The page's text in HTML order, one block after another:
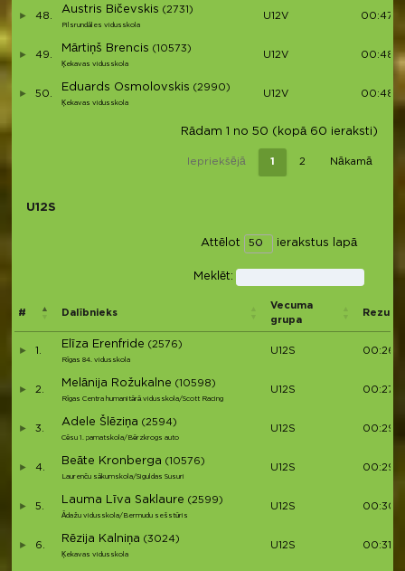
48.
Austris Bičevskis (2731)
Pilsrundāles vidusskola
U12V
49.
Mārtiņš Brencis (10573)
Ķekavas vidusskola
U12V
50.
Eduards Osmolovskis (2990)
Ķekavas vidusskola
U12V
Rādam 1 no 50 (kopā 60 ieraksti)
Iepriekšējā 1 2 Nākamā
U12S
Attēlot ierakstus lapā
Meklēt:
# Dalībnieks
Vecuma
grupa
1.
Elīza Erenfride (2576)
Rīgas 84. vidusskola
U12S
2.
Melānija Rožukalne (10598)
Rīgas Centra humanitārā vidusskola/Scott Racing
U12S
3.
Adele Šlēziņa (2594)
Cēsu 1. pamatskola/Bērzkrogs auto
U12S
4.
Beāte Kronberga (10576)
Laurenču sākumskola/Siguldas Susuri
U12S
5.
Lauma Līva Saklaure (2599)
Ādažu vidusskola/Bermudu sešstūris
U12S
6.
Rēzija Kalniņa (3024)
Ķekavas vidusskola
U12S